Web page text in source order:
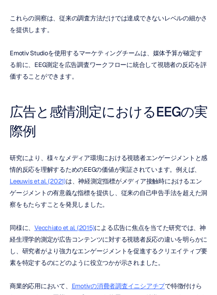
これらの洞察は、従来の調査方法だけでは達成できないレベルの細かさ
を提供します。
Emotiv Studioを使用するマーケティングチームは、媒体予算が確定す
る前に、EEG測定を広告調査ワークフローに統合して視聴者の反応を評
価することができます。
広告と感情測定におけるEEGの実
際例
研究により、様々なメディア環境における視聴者エンゲージメントと感
情的反応を理解するためのEEGの価値が実証されています。例えば、
Leeuwis et al. (2021)は、神経測定指標がメディア接触時におけるエン
ゲージメントの有意義な指標を提供し、従来の自己申告手法を超えた洞
察をもたらすことを発見しました。
同様に、 Vecchiato et al. (2015)による広告に焦点を当てた研究では、神
経生理学的測定が広告コンテンツに対する視聴者反応の違いを明らかに
し、研究者がより強力なエンゲージメントを促進するクリエイティブ要
素を特定するのにどのように役立つかが示されました。
商業的応用において、 Emotivの消費者調査イニシアチブで特徴付けら